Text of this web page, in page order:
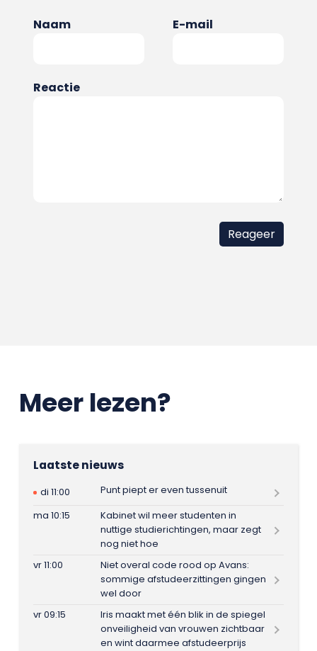
Naam E-mail
Reactie
Meer lezen?
Laatste nieuws
di 11:00
Punt piept er even tussenuit
ma 10:15
Kabinet wil meer studenten in
nuttige studierichtingen, maar zegt
nog niet hoe
vr 11:00
Niet overal code rood op Avans:
sommige afstudeerzittingen gingen
wel door
vr 09:15
Iris maakt met één blik in de spiegel
onveiligheid van vrouwen zichtbaar
en wint daarmee afstudeerprijs